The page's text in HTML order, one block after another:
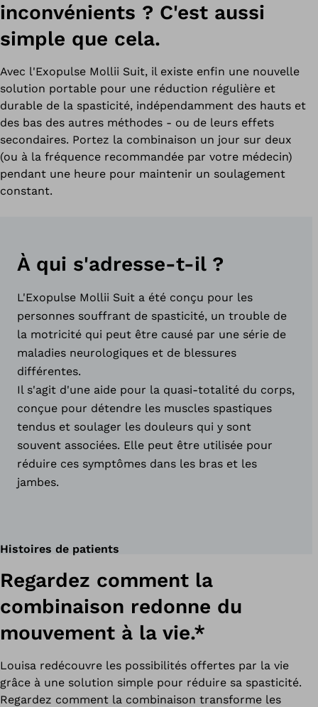
inconvénients ? C'est aussi
simple que cela.
Avec l'Exopulse Mollii Suit, il existe enfin une nouvelle
solution portable pour une réduction régulière et
durable de la spasticité, indépendamment des hauts et
des bas des autres méthodes - ou de leurs effets
secondaires. Portez la combinaison un jour sur deux
(ou à la fréquence recommandée par votre médecin)
pendant une heure pour maintenir un soulagement
constant.
À qui s'adresse-t-il ?
L'Exopulse Mollii Suit a été conçu pour les
personnes souffrant de spasticité, un trouble de
la motricité qui peut être causé par une série de
maladies neurologiques et de blessures
différentes.
Il s'agit d'une aide pour la quasi-totalité du corps,
conçue pour détendre les muscles spastiques
tendus et soulager les douleurs qui y sont
souvent associées. Elle peut être utilisée pour
réduire ces symptômes dans les bras et les
jambes.
Histoires de patients
Regardez comment la
combinaison redonne du
mouvement à la vie.*
Louisa redécouvre les possibilités offertes par la vie
grâce à une solution simple pour réduire sa spasticité.
Regardez comment la combinaison transforme les